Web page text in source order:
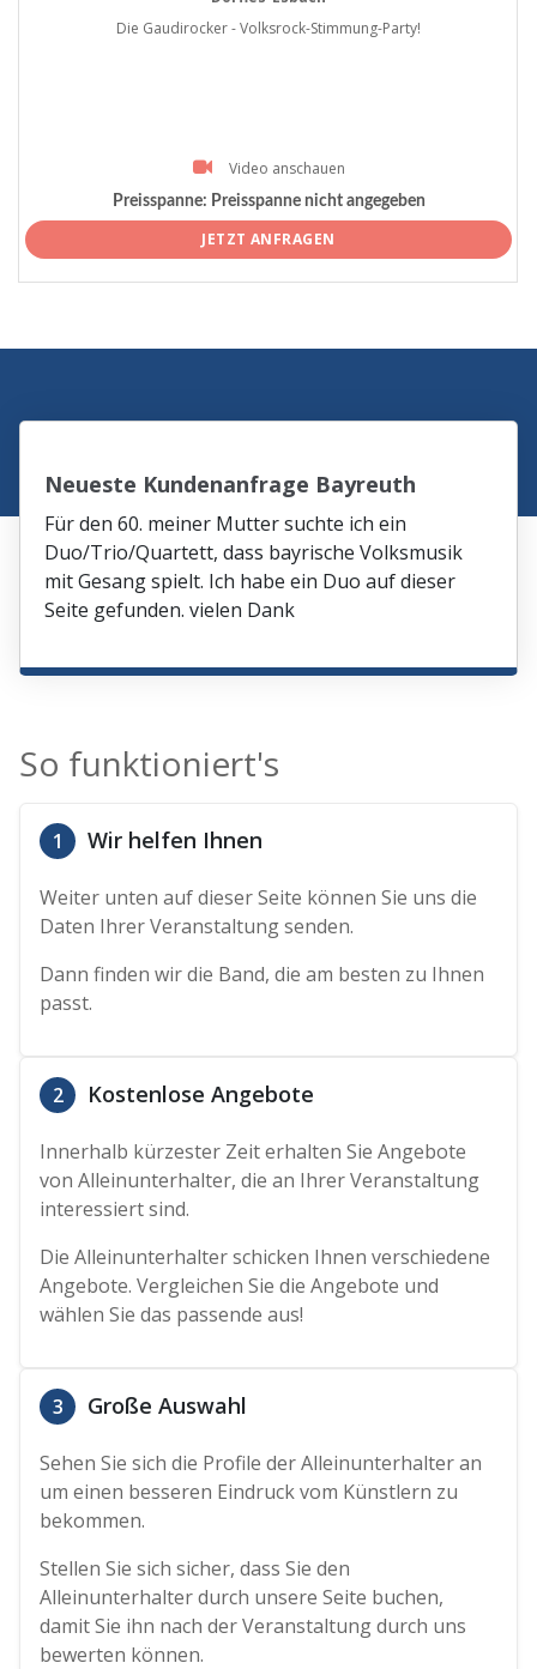
Die Gaudirocker - Volksrock-Stimmung-Party!
Video anschauen
Preisspanne: Preisspanne nicht angegeben
JETZT ANFRAGEN
Neueste Kundenanfrage Bayreuth
Für den 60. meiner Mutter suchte ich ein
Duo/Trio/Quartett, dass bayrische Volksmusik
mit Gesang spielt. Ich habe ein Duo auf dieser
Seite gefunden. vielen Dank
So funktioniert's
1 Wir helfen Ihnen
Weiter unten auf dieser Seite können Sie uns die
Daten Ihrer Veranstaltung senden.
Dann finden wir die Band, die am besten zu Ihnen
passt.
2 Kostenlose Angebote
Innerhalb kürzester Zeit erhalten Sie Angebote
von Alleinunterhalter, die an Ihrer Veranstaltung
interessiert sind.
Die Alleinunterhalter schicken Ihnen verschiedene
Angebote. Vergleichen Sie die Angebote und
wählen Sie das passende aus!
3 Große Auswahl
Sehen Sie sich die Profile der Alleinunterhalter an
um einen besseren Eindruck vom Künstlern zu
bekommen.
Stellen Sie sich sicher, dass Sie den
Alleinunterhalter durch unsere Seite buchen,
damit Sie ihn nach der Veranstaltung durch uns
bewerten können.